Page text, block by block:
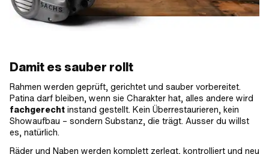
Damit es sauber rollt
Rahmen werden geprüft, gerichtet und sauber vorbereitet.
Patina darf bleiben, wenn sie Charakter hat, alles andere wird
fachgerecht instand gestellt. Kein Überrestaurieren, kein
Showaufbau – sondern Substanz, die trägt. Ausser du willst
es, natürlich.
Räder und Naben werden komplett zerlegt, kontrolliert und neu